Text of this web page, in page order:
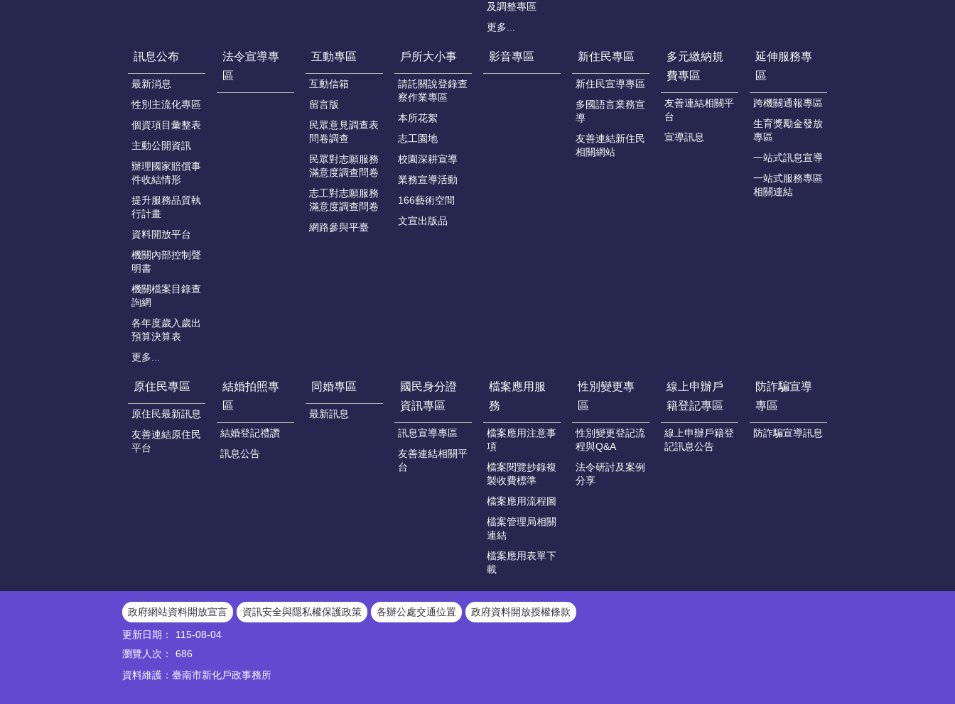
及調整專區
更多...
訊息公布
最新消息
性別主流化專區
個資項目彙整表
主動公開資訊
辦理國家賠償事
件收結情形
提升服務品質執
行計畫
資料開放平台
機關內部控制聲
明書
機關檔案目錄查
詢網
各年度歲入歲出
預算決算表
更多...
法令宣導專
區
互動專區
互動信箱
留言版
民眾意見調查表
問卷調查
民眾對志願服務
滿意度調查問卷
志工對志願服務
滿意度調查問卷
網路參與平臺
戶所大小事
請託關說登錄查
察作業專區
本所花絮
志工園地
校園深耕宣導
業務宣導活動
166藝術空間
文宣出版品
影音專區 新住民專區
新住民宣導專區
多國語言業務宣
導
友善連結新住民
相關網站
多元繳納規
費專區
友善連結相關平
台
宣導訊息
延伸服務專
區
跨機關通報專區
生育獎勵金發放
專區
一站式訊息宣導
一站式服務專區
相關連結
原住民專區
原住民最新訊息
友善連結原住民
平台
結婚拍照專
區
結婚登記禮讚
訊息公告
同婚專區
最新訊息
國民身分證
資訊專區
訊息宣導專區
友善連結相關平
台
檔案應用服
務
檔案應用注意事
項
檔案閱覽抄錄複
製收費標準
檔案應用流程圖
檔案管理局相關
連結
檔案應用表單下
載
性別變更專
區
性別變更登記流
程與Q&A
法令研討及案例
分享
線上申辦戶
籍登記專區
線上申辦戶籍登
記訊息公告
防詐騙宣導
專區
防詐騙宣導訊息
政府網站資料開放宣言 資訊安全與隱私權保護政策 各辦公處交通位置
政府資料開放授權條款
更新日期：
115-08-04
瀏覽人次：
686
資料維護：臺南市新化戶政事務所